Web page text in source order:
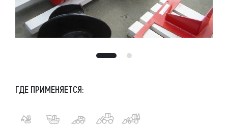
ГДЕ ПРИМЕНЯЕТСЯ: